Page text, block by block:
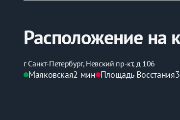
Расположение на
г Санкт-Петербург, Невский пр-кт, д 106
Маяковская2 мин Площадь Восстания